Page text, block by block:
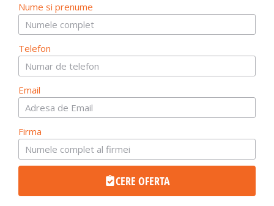
Nume si prenume
Telefon
Email
Firma
CERE OFERTA